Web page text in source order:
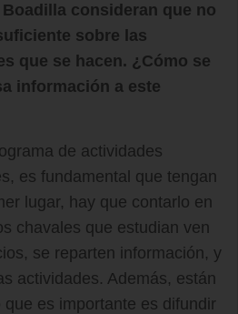
consideran que no
sobre las
que se hacen. ¿Cómo se
información a este
de actividades
es fundamental que tengan
lugar, hay que contarlo en
chavales que estudian ven
se reparten información, y
actividades. Además, están
que es importante es difundir